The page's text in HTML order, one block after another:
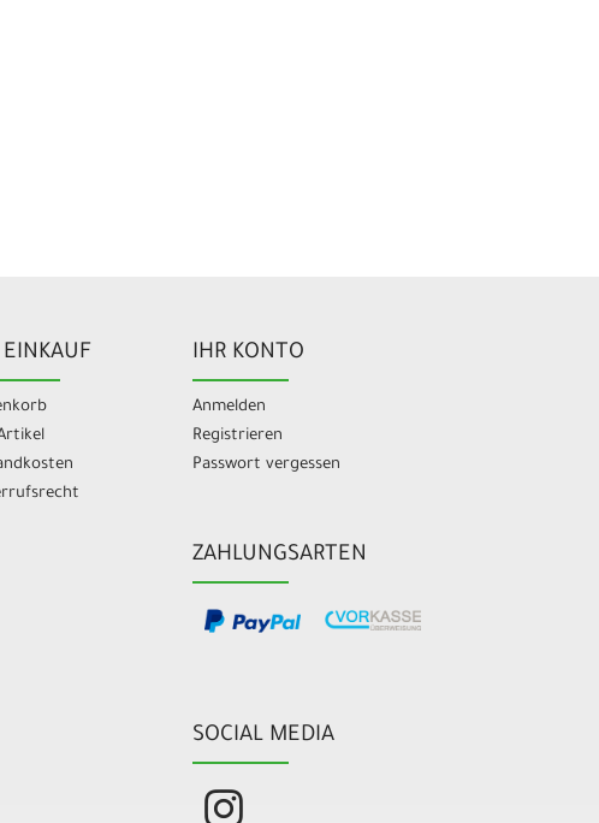
EINKAUF IHR KONTO
Anmelden
Registrieren
Passwort vergessen
ZAHLUNGSARTEN
SOCIAL MEDIA